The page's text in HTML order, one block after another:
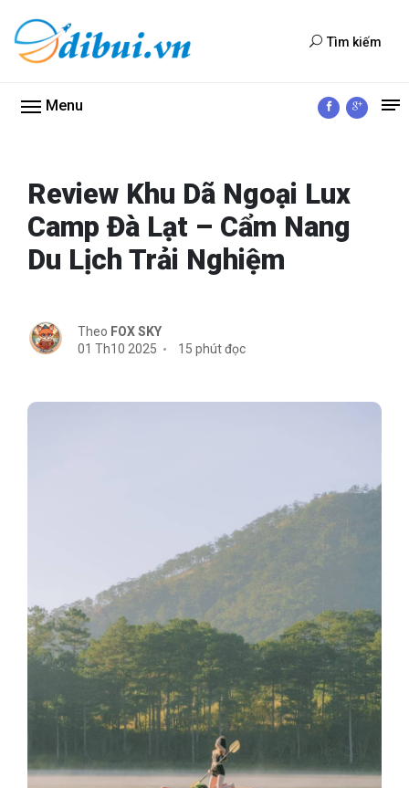
Tìm kiếm
Menu
Review Khu Dã Ngoại Lux
Camp Đà Lạt – Cẩm Nang
Du Lịch Trải Nghiệm
Theo FOX SKY
01 Th10 2025
15 phút đọc